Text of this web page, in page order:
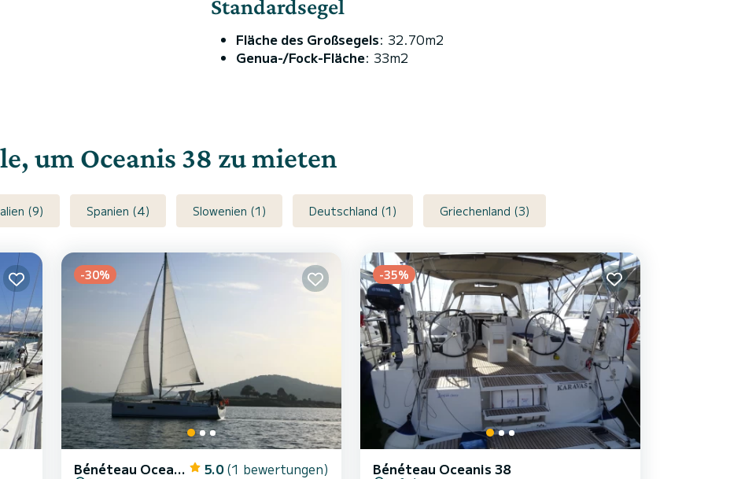
Standardsegel
Fläche des Großsegels: 32.70m2
Genua-/Fock-Fläche: 33m2
um Oceanis 38 zu mieten
(9) Spanien (4) Slowenien (1) Deutschland (1) Griechenland (3)
-30%
Bénéteau Oceanis 38 5.0 (1 bewertungen)
-35%
Bénéteau Oceanis 38